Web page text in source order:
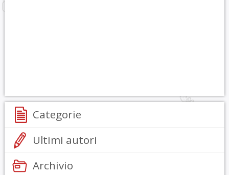
Categorie
Ultimi autori
Archivio